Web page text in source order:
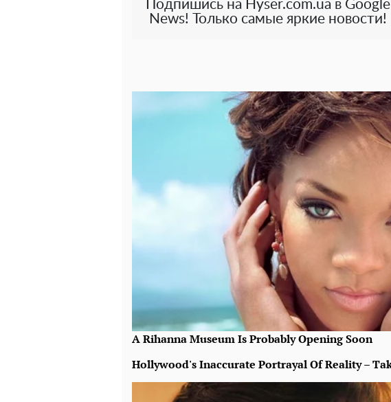
Подпишись на Hyser.com.ua в Google
News! Только самые яркие новости!